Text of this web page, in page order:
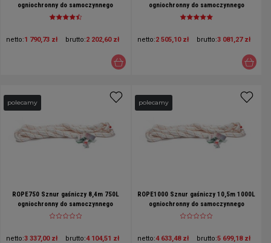
ogniochronny do samoczynnego
gaszenia pożarów elektrycznych.
netto:1 790,73 zł brutto:2 202,60 zł
ogniochronny do samoczynnego
gaszenia pożarów elektrycznych.
netto:2 505,10 zł brutto:3 081,27 zł
ROPE750 Sznur gaśniczy 8,4m 750L
ogniochronny do samoczynnego
gaszenia pożarów elektrycznych.
netto:3 337,00 zł brutto:4 104,51 zł
polecamy
ROPE1000 Sznur gaśniczy 10,5m 1000L
ogniochronny do samoczynnego
gaszenia pożarów elektrycznych.
netto:4 633,48 zł brutto:5 699,18 zł
polecamy